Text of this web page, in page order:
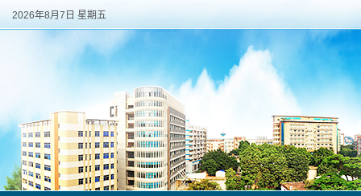
2026年8月7日 星期五